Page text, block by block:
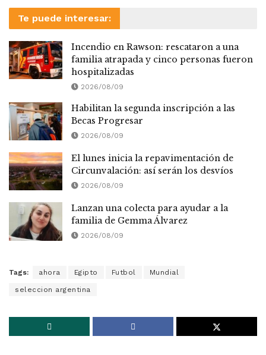
Te puede interesar:
Incendio en Rawson: rescataron a una
familia atrapada y cinco personas fueron
hospitalizadas
2026/08/09
Habilitan la segunda inscripción a las
Becas Progresar
2026/08/09
El lunes inicia la repavimentación de
Circunvalación: así serán los desvíos
2026/08/09
Lanzan una colecta para ayudar a la
familia de Gemma Álvarez
2026/08/09
Tags: ahora Egipto Futbol Mundial
seleccion argentina